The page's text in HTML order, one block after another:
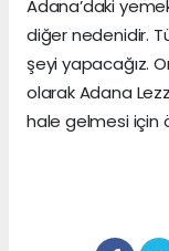
Adana’daki
diğer nedenidir.
şeyi yapacağız.
olarak Adana
hale gelmesi için